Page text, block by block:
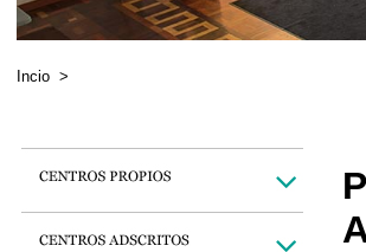
Incio >